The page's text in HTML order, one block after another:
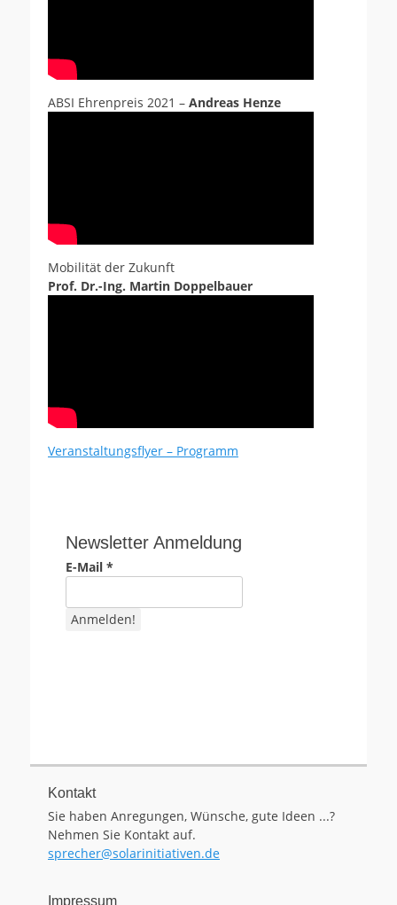
ABSI Ehrenpreis 2021 – Andreas Henze
Mobilität der Zukunft
Prof. Dr.-Ing. Martin Doppelbauer
Veranstaltungsflyer – Programm
Newsletter Anmeldung
E-Mail *
Kontakt
Sie haben Anregungen, Wünsche, gute Ideen ...?
Nehmen Sie Kontakt auf.
sprecher@solarinitiativen.de
Impressum